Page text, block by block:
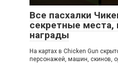
Все пасхалки
секретные места,
награды
На картах в Chicken Gun
персонажей, машин, скинов,